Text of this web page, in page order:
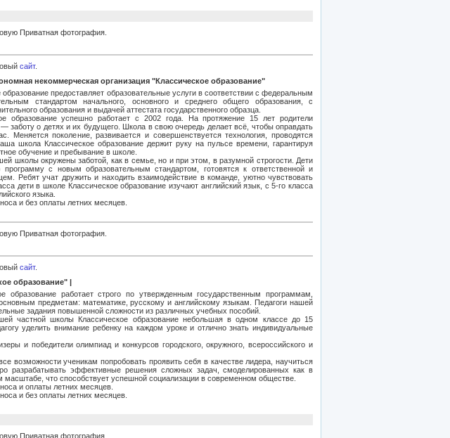
Приватная фотография.
сайт.
некоммерческая организация "Классическое образование"
предоставляет образовательные услуги в соответствии с федеральным
стандартом начального, основного и среднего общего образования, с
образования и выдачей аттестата государственного образца.
образование успешно работает с 2002 года. На протяжение 15 лет родители
заботу о детях и их будущего. Школа в свою очередь делает всё, чтобы оправдать
Меняется поколение, развивается и совершенствуется технология, проводятся
школа Классическое образование держит руку на пульсе времени, гарантируя
обучение и пребывание в школе.
школы окружены заботой, как в семье, но и при этом, в разумной строгости. Дети
программу с новым образовательным стандартом, готовятся к ответственной и
Ребят учат дружить и находить взаимодействие в команде, уютно чувствовать
дети в школе Классическое образование изучают английский язык, с 5-го класса
языка.
и без оплаты летних месяцев.
Приватная фотография.
сайт.
образование" |
образование работает строго по утвержденным государственным программам,
предметам: математике, русскому и английскому языкам. Педагоги нашей
задания повышенной сложности из различных учебных пособий.
частной школы Классическое образование небольшая в одном классе до 15
уделить внимание ребенку на каждом уроке и отлично знать индивидуальные
и победители олимпиад и конкурсов городского, окружного, всероссийского и
возможности ученикам попробовать проявить себя в качестве лидера, научиться
разрабатывать эффективные решения сложных задач, смоделированных как в
что способствует успешной социализации в современном обществе.
и оплаты летних месяцев.
и без оплаты летних месяцев.
Приватная фотография.